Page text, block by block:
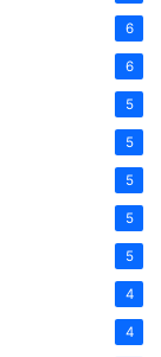
6
6
5
5
5
5
5
4
4